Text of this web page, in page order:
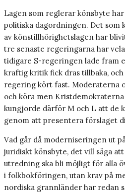
Lagen som reglerar könsbyte
politiska dagordningen. Det som
av könstillhörighetslagen har
tre senaste regeringarna har
tidigare S-regeringen lade fram
kraftig kritik fick dras tillbaka,
regering kört fast. Moderaterna
och köra men
kungjorde därför M och L att de
genom att presentera förslaget
Vad går då moderniseringen ut
juridiskt könsbyte, det vill säga
utredning ska bli möjligt för alla
i folkbokföringen, utan krav på
nordiska grannländer har redan